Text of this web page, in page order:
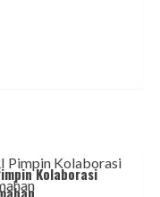
Kolaborasi